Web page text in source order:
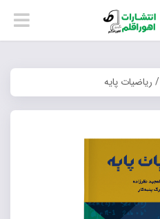
/ ریاضیات پایه